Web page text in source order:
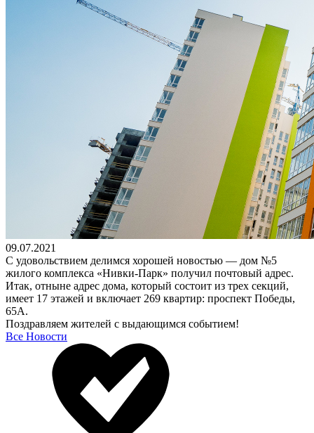
09.07.2021
С удовольствием делимся хорошей новостью — дом №5
жилого комплекса «Нивки-Парк» получил почтовый адрес.
Итак, отныне адрес дома, который состоит из трех секций,
имеет 17 этажей и включает 269 квартир: проспект Победы,
65А.
Поздравляем жителей с выдающимся событием!
Все Новости